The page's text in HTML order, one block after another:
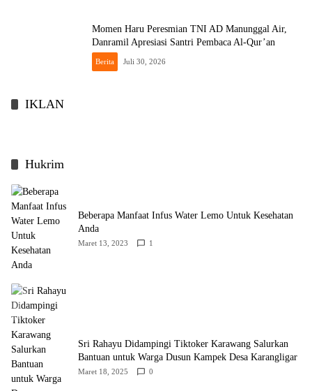
Momen Haru Peresmian TNI AD Manunggal Air,
Danramil Apresiasi Santri Pembaca Al-Qur’an
Berita Juli 30, 2026
IKLAN
Hukrim
Beberapa Manfaat Infus Water Lemo Untuk Kesehatan
Anda
Maret 13, 2023 1
Sri Rahayu Didampingi Tiktoker Karawang Salurkan
Bantuan untuk Warga Dusun Kampek Desa Karangligar
Maret 18, 2025 0